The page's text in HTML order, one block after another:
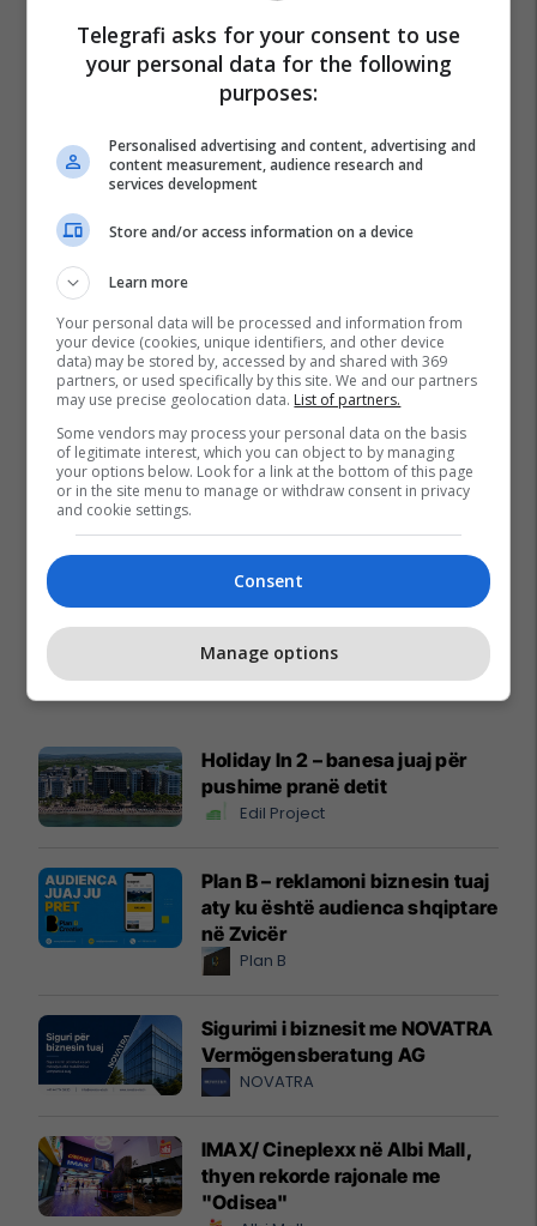
Promo
Holiday In 2 – banesa juaj për
pushime pranë detit
Edil Project
Plan B – reklamoni biznesin tuaj
aty ku është audienca shqiptare
në Zvicër
Plan B
Sigurimi i biznesit me NOVATRA
Vermögensberatung AG
NOVATRA
IMAX/ Cineplexx në Albi Mall,
thyen rekorde rajonale me
"Odisea"
Telegrafi asks for your consent to use
your personal data for the following
purposes:
Personalised advertising and content, advertising and
content measurement, audience research and
services development
Store and/or access information on a device
Learn more
Your personal data will be processed and information from
your device (cookies, unique identifiers, and other device
data) may be stored by, accessed by and shared with 369
partners, or used specifically by this site. We and our partners
may use precise geolocation data. List of partners.
Some vendors may process your personal data on the basis
of legitimate interest, which you can object to by managing
your options below. Look for a link at the bottom of this page
or in the site menu to manage or withdraw consent in privacy
and cookie settings.
Consent
Manage options